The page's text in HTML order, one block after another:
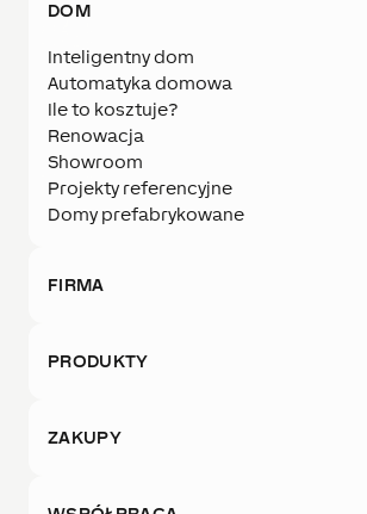
DOM
Inteligentny dom
Automatyka domowa
Ile to kosztuje?
Renowacja
Showroom
Projekty referencyjne
Domy prefabrykowane
FIRMA
PRODUKTY
ZAKUPY